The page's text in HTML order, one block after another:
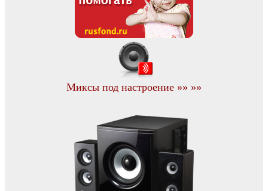
Миксы под настроение »» »»